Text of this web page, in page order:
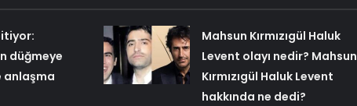
düğmeye
anlaşma
Mahsun Kırmızıgül Haluk
Levent olayı nedir? Mahsun
Kırmızıgül Haluk Levent
hakkında ne dedi?